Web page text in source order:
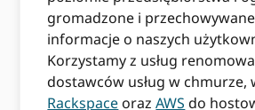
gromadzone i
informacje o naszych
Korzystamy z usług
dostawców usług w chmurze,
Rackspace orazAWS do